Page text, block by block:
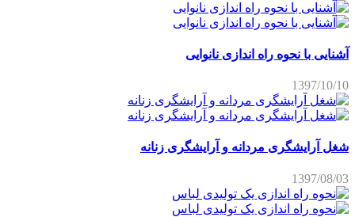
آشنایی با نحوه راه اندازی نانوایی
1397/10/10
شغل آرایشگری مردانه و آرایشگری زنانه
1397/08/03